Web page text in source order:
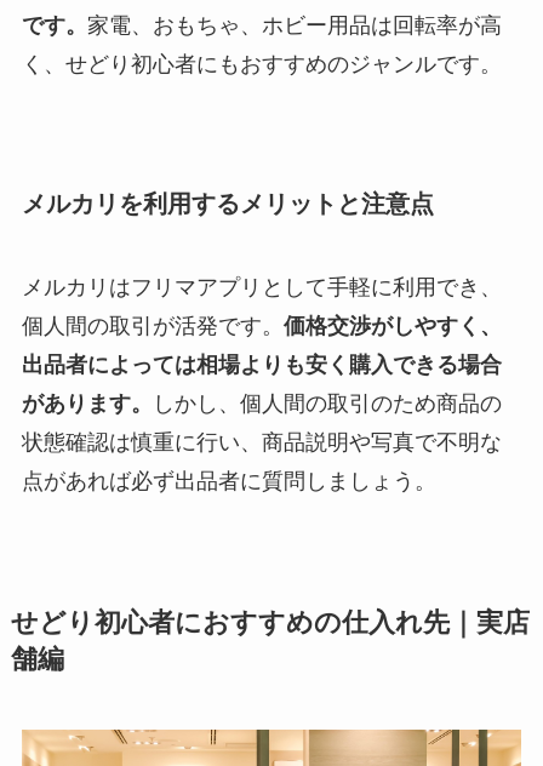
です。 家電、おもちゃ、ホビー用品は回転率が高
く、せどり初心者にもおすすめのジャンルです。
メルカリを利用するメリットと注意点
メルカリはフリマアプリとして手軽に利用でき、
個人間の取引が活発です。 価格交渉がしやすく、
出品者によっては相場よりも安く購入できる場合
があります。
しかし、個人間の取引のため商品の
状態確認は慎重に行い、商品説明や写真で不明な
点があれば必ず出品者に質問しましょう。
せどり初心者におすすめの仕入れ先｜実店
舗編